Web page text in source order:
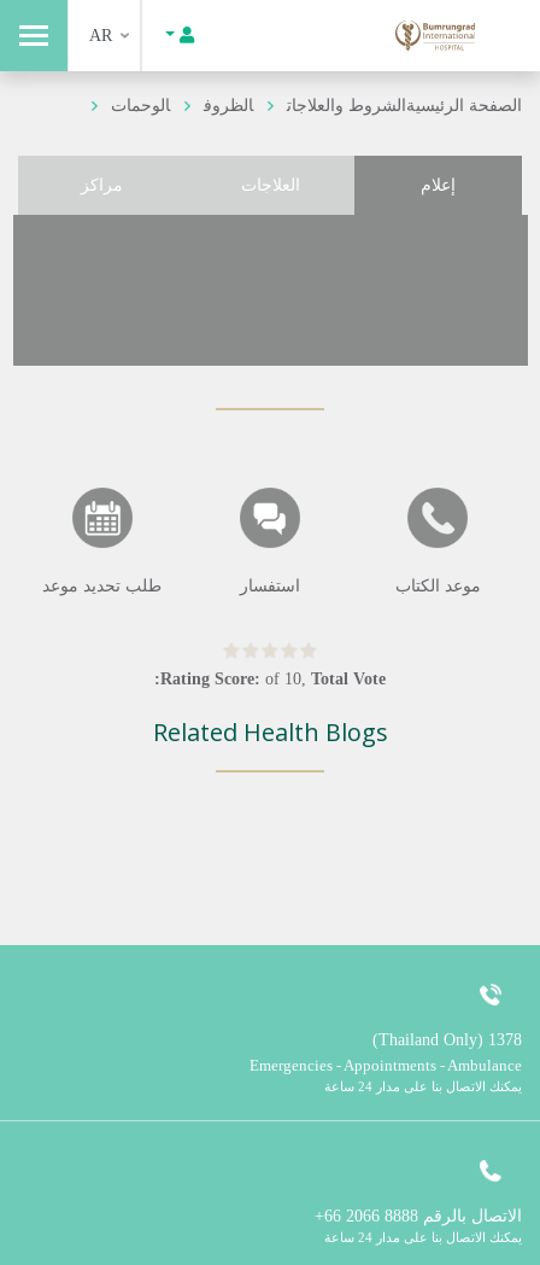
AR
الصفحة الرئيسيةالشروط والعلاجات الظروف الوحمات
إعلام العلاجات مراكز
موعد الكتاب استفسار طلب تحديد موعد
Rating Score: of 10, Total Vote:
Related Health Blogs
1378 (Thailand Only)
Emergencies - Appointments - Ambulance
يمكنك الاتصال بنا على مدار 24 ساعة
الاتصال بالرقم
يمكنك الاتصال بنا على مدار 24 ساعة